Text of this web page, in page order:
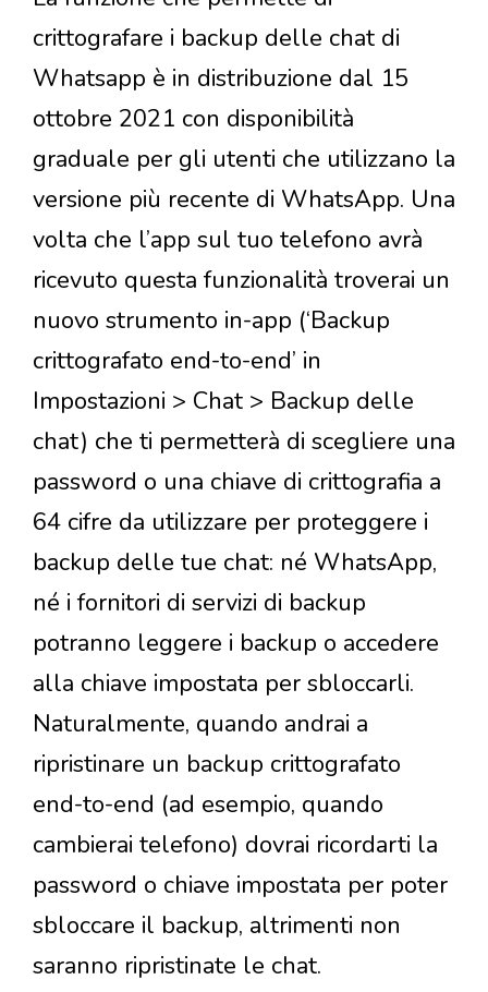
crittografare i backup delle chat di
Whatsapp è in distribuzione dal 15
ottobre 2021 con disponibilità
graduale per gli utenti che utilizzano la
versione più recente di WhatsApp. Una
volta che l’app sul tuo telefono avrà
ricevuto questa funzionalità troverai un
nuovo strumento in-app (‘Backup
crittografato end-to-end’ in
Impostazioni > Chat > Backup delle
chat) che ti permetterà di scegliere una
password o una chiave di crittografia a
64 cifre da utilizzare per proteggere i
backup delle tue chat: né WhatsApp,
né i fornitori di servizi di backup
potranno leggere i backup o accedere
alla chiave impostata per sbloccarli.
Naturalmente, quando andrai a
ripristinare un backup crittografato
end-to-end (ad esempio, quando
cambierai telefono) dovrai ricordarti la
password o chiave impostata per poter
sbloccare il backup, altrimenti non
saranno ripristinate le chat.